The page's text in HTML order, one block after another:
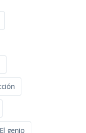
El genio